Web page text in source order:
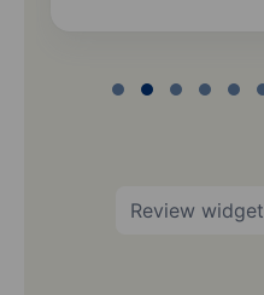
Review widget